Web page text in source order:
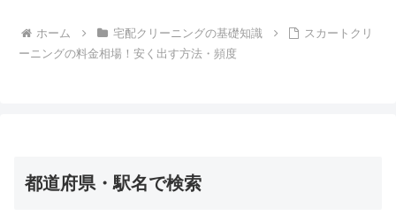
ホーム 宅配クリーニングの基礎知識
スカートクリ
ーニングの料金相場！安く出す方法・頻度
都道府県・駅名で検索